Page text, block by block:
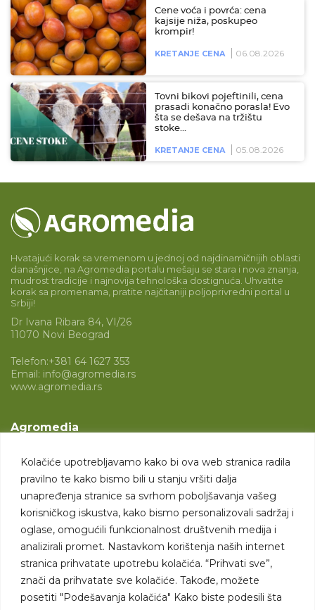
Kolačiće upotrebljavamo kako bi ova web stranica radila
pravilno te kako bismo bili u stanju vršiti dalja
unapređenja stranice sa svrhom poboljšavanja vašeg
korisničkog iskustva, kako bismo personalizovali sadržaj i
oglase, omogućili funkcionalnost društvenih medija i
analizirali promet. Nastavkom korištenja naših internet
stranica prihvatate upotrebu kolačića. “Prihvati sve”,
znači da prihvatate sve kolačiće. Takođe, možete
posetiti "Podešavanja kolačića" Kako biste podesili šta
Cene voća i povrća: cena
kajsije niža, poskupeo
krompir!
KRETANJE CENA 06.08.2026
Tovni bikovi pojeftinili, cena
prasadi konačno porasla! Evo
šta se dešava na tržištu
stoke…
KRETANJE CENA 05.08.2026
Hvatajući korak sa vremenom u jednoj od najdinamičnijih oblasti
današnjice, na Agromedia portalu mešaju se stara i nova znanja,
mudrost tradicije i najnovija tehnološka dostignuća. Uhvatite
korak sa promenama, pratite najčitaniji poljoprivredni portal u
Srbiji!
Dr Ivana Ribara 84, VI/26
11070 Novi Beograd
Telefon:+381 64 1627 353
Email: info@agromedia.rs
www.agromedia.rs
Agromedia
Svet poljoprivrede
Marketing usluge
Tražimo saradnike
Kontakt
Kontakt